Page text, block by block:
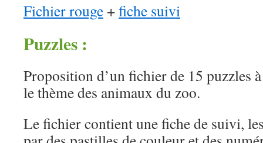
Fichier rouge +fiche suivi
Puzzles :
Proposition d’un fichier de 15 puzzles
le thème des animaux du zoo.
Le fichier contient une fiche de suivi,